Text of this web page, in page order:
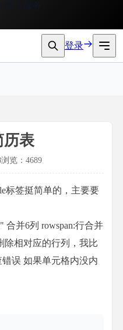
服务。
登录
历表
浏览：4689
标签挺简单的，主要要
合并6列 rowspan:行合并
除相对应的行列，我比
误 如果单元格内没内